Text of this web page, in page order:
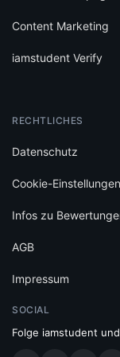
Content Marketing
iamstudent Verify
RECHTLICHES
Datenschutz
Cookie-Einstellungen
Infos zu
AGB
Impressum
SOCIAL
Folge iamstudent